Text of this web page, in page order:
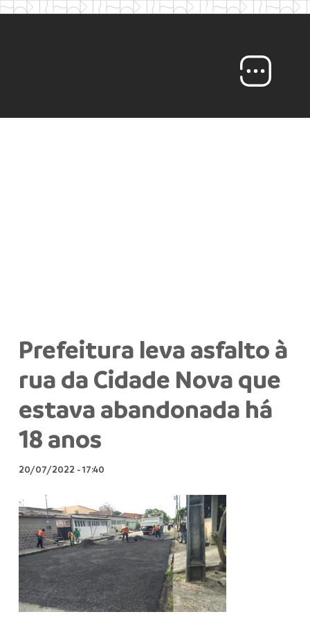
Prefeitura leva asfalto à
rua da Cidade Nova que
estava abandonada há
18 anos
20/07/2022 -17:40